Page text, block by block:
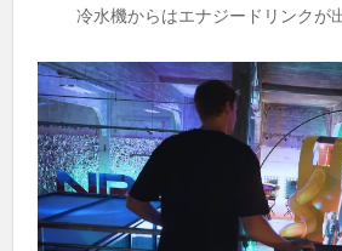
冷水機からはエナジードリンクが